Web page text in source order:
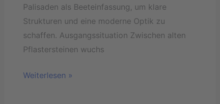
Palisaden als Beeteinfassung, um klare
Strukturen und eine moderne Optik zu
schaffen. Ausgangssituation Zwischen alten
Pflastersteinen wuchs
Weiterlesen »